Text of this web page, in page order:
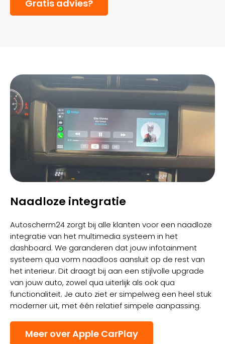
Gratis advies?
Naadloze integratie
Autoscherm24 zorgt bij alle klanten voor een naadloze
integratie van het multimedia systeem in het
dashboard. We garanderen dat jouw infotainment
systeem qua vorm naadloos aansluit op de rest van
het interieur. Dit draagt bij aan een stijlvolle upgrade
van jouw auto, zowel qua uiterlijk als ook qua
functionaliteit. Je auto ziet er simpelweg een heel stuk
moderner uit, met één relatief simpele aanpassing.
Meer over Apple CarPlay